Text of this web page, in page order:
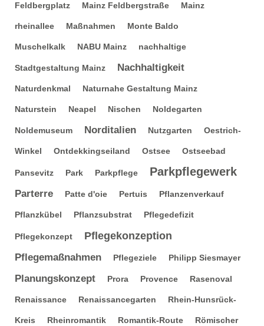
Feldbergplatz Mainz Feldbergstraße Mainz
rheinallee Maßnahmen Monte Baldo
Muschelkalk NABU Mainz nachhaltige
Stadtgestaltung Mainz Nachhaltigkeit
Naturdenkmal Naturnahe Gestaltung Mainz
Naturstein Neapel Nischen Noldegarten
Noldemuseum Norditalien Nutzgarten Oestrich-
Winkel Ontdekkingseiland Ostsee Ostseebad
Pansevitz Park Parkpflege Parkpflegewerk
Parterre Patte d'oie Pertuis Pflanzenverkauf
Pflanzkübel Pflanzsubstrat Pflegedefizit
Pflegekonzept Pflegekonzeption
Pflegemaßnahmen Pflegeziele Philipp Siesmayer
Planungskonzept Prora Provence Rasenoval
Renaissance Renaissancegarten Rhein-Hunsrück-
Kreis Rheinromantik Romantik-Route Römischer